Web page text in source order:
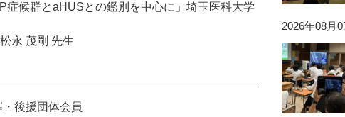
症候群とaHUSとの鑑別を中心に」埼玉医科大学
永 茂剛 先生
後援団体会員
2026年08月